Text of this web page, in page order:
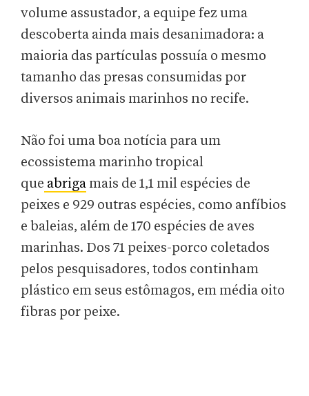
volume assustador, a equipe fez uma
descoberta ainda mais desanimadora: a
maioria das partículas possuía o mesmo
tamanho das presas consumidas por
diversos animais marinhos no recife.
Não foi uma boa notícia para um
ecossistema marinho tropical
que abriga mais de 1,1 mil espécies de
peixes e 929 outras espécies, como anfíbios
e baleias, além de 170 espécies de aves
marinhas. Dos 71 peixes-porco coletados
pelos pesquisadores, todos continham
plástico em seus estômagos, em média oito
fibras por peixe.